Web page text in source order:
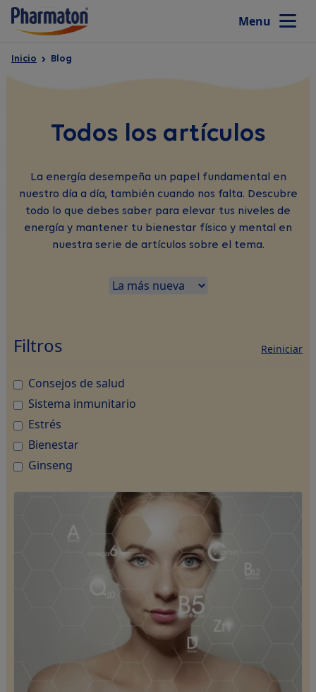
Menu
Cerrar
Inicio
¿Por qué Pharmaton?
Inicio Blog
Todos los artículos
La energía desempeña un papel fundamental en
nuestro día a día, también cuando nos falta. Descubre
todo lo que debes saber para elevar tus niveles de
energía y mantener tu bienestar físico y mental en
nuestra serie de artículos sobre el tema.
Filtros Reiniciar
Consejos de salud
Sistema inmunitario
Estrés
Bienestar
Ginseng